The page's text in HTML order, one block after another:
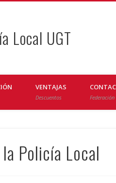
Local UGT
VENTAJAS
Descuentos Federación
Policía Local